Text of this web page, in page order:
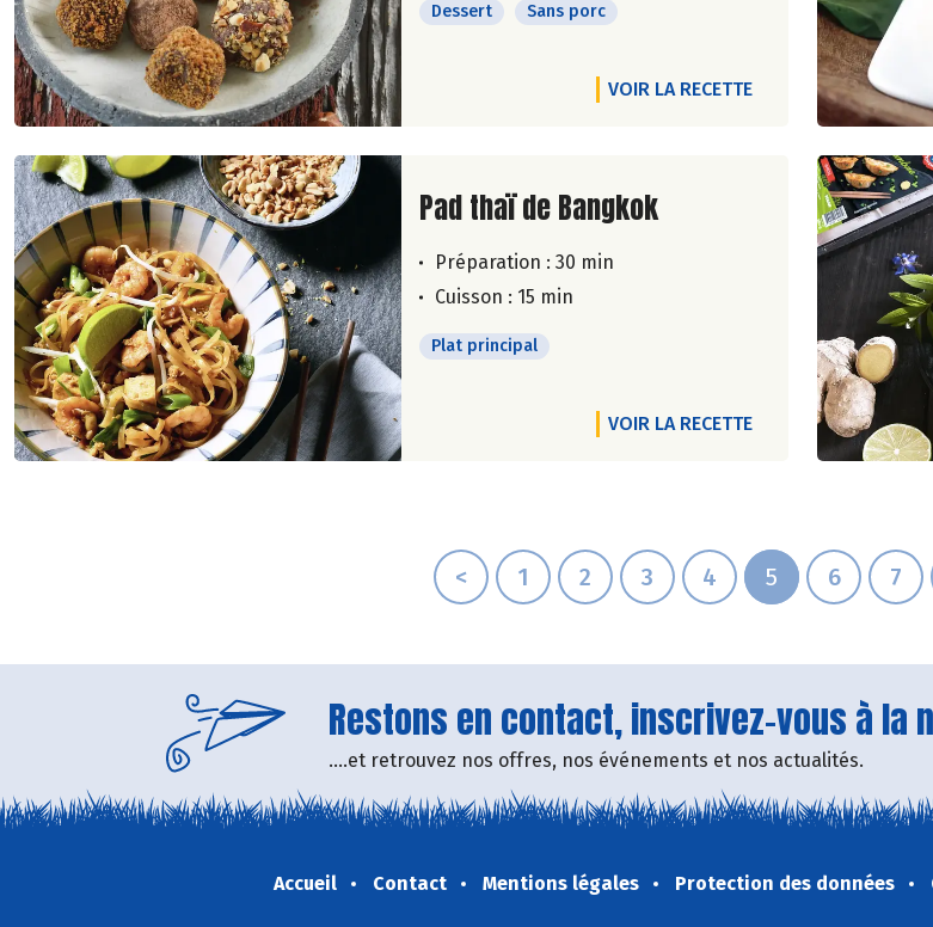
Dessert Sans porc
VOIR LA RECETTE
Lire la suite de la recette
Pad thaï de Bangkok
Préparation : 30 min
Cuisson : 15 min
Plat principal
VOIR LA RECETTE
< 1 2 3 4 5 6 7
Restons en contact, inscrivez-vous à la
....et retrouvez nos offres, nos événements et nos actualités.
Accueil Contact Mentions légales Protection des données